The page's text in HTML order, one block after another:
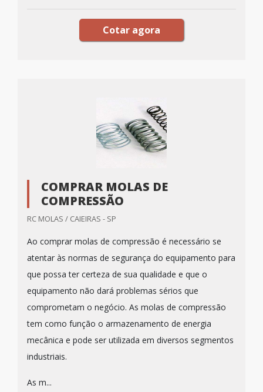
Cotar agora
COMPRAR MOLAS DE
COMPRESSÃO
RC MOLAS / CAIEIRAS - SP
Ao comprar molas de compressão é necessário se
atentar às normas de segurança do equipamento para
que possa ter certeza de sua qualidade e que o
equipamento não dará problemas sérios que
comprometam o negócio. As molas de compressão
tem como função o armazenamento de energia
mecânica e pode ser utilizada em diversos segmentos
industriais.
As m...